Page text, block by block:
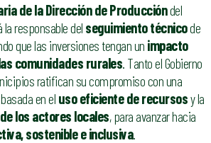
de la Dirección de Produccióndel
la responsable del seguimiento técnicode
que las inversiones tengan un impacto
comunidades rurales. Tanto el Gobierno
ratifican su compromiso con una
en el uso eficiente de recursosy la
los actores locales, para avanzar hacia
sostenible e inclusiva.